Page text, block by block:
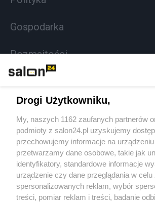
Gospodarka
Rozmaitości
Sport
Społeczeństwo
Kultura
Drogi Użytkowniku,
My, naszych 1162 zaufanych partnerów
podmioty z salon24.pl uzyskujemy
przechowujemy informacje na
przetwarzamy dane osobowe, takie jak
identyfikatory, standardowe informacje
urządzenie czy dane przeglądania w celu
spersonalizowanych reklam, wybór
treści, pomiar reklam i treści, badanie